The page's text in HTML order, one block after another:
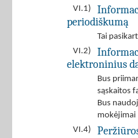
VI.1)
periodiškumą
Tai
VI.2)
elektroninius
Bus
sąskaitos
Bus
mokėjimai
VI.4)